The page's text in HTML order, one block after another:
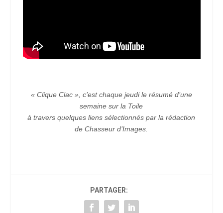
« Clique Clac », c’est chaque jeudi le résumé d’une
semaine sur la Toile
à travers quelques liens sélectionnés par la rédaction
de Chasseur d’Images.
PARTAGER: